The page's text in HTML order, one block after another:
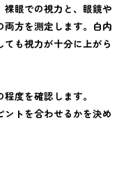
裸眼での視力と、眼鏡や
方を測定します。白内
も視力が十分に上がら
度を確認します。
トを合わせるかを決め